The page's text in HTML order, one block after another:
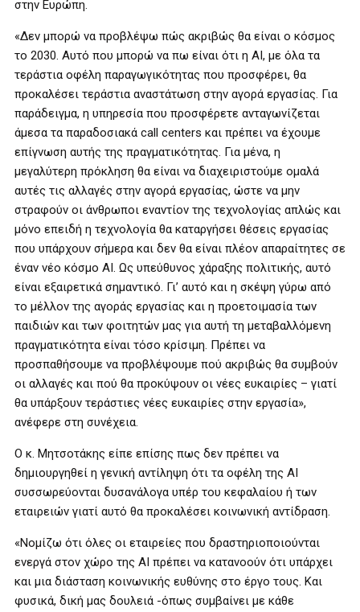
στην Ευρώπη.
«Δεν μπορώ να προβλέψω πώς ακριβώς θα είναι ο κόσμος
το 2030. Αυτό που μπορώ να πω είναι ότι η AI, με όλα τα
τεράστια οφέλη παραγωγικότητας που προσφέρει, θα
προκαλέσει τεράστια αναστάτωση στην αγορά εργασίας. Για
παράδειγμα, η υπηρεσία που προσφέρετε ανταγωνίζεται
άμεσα τα παραδοσιακά call centers και πρέπει να έχουμε
επίγνωση αυτής της πραγματικότητας. Για μένα, η
μεγαλύτερη πρόκληση θα είναι να διαχειριστούμε ομαλά
αυτές τις αλλαγές στην αγορά εργασίας, ώστε να μην
στραφούν οι άνθρωποι εναντίον της τεχνολογίας απλώς και
μόνο επειδή η τεχνολογία θα καταργήσει θέσεις εργασίας
που υπάρχουν σήμερα και δεν θα είναι πλέον απαραίτητες σε
έναν νέο κόσμο AI. Ως υπεύθυνος χάραξης πολιτικής, αυτό
είναι εξαιρετικά σημαντικό. Γι’ αυτό και η σκέψη γύρω από
το μέλλον της αγοράς εργασίας και η προετοιμασία των
παιδιών και των φοιτητών μας για αυτή τη μεταβαλλόμενη
πραγματικότητα είναι τόσο κρίσιμη. Πρέπει να
προσπαθήσουμε να προβλέψουμε πού ακριβώς θα συμβούν
οι αλλαγές και πού θα προκύψουν οι νέες ευκαιρίες – γιατί
θα υπάρξουν τεράστιες νέες ευκαιρίες στην εργασία»,
ανέφερε στη συνέχεια.
Ο κ. Μητσοτάκης είπε επίσης πως δεν πρέπει να
δημιουργηθεί η γενική αντίληψη ότι τα οφέλη της AI
συσσωρεύονται δυσανάλογα υπέρ του κεφαλαίου ή των
εταιρειών γιατί αυτό θα προκαλέσει κοινωνική αντίδραση.
«Νομίζω ότι όλες οι εταιρείες που δραστηριοποιούνται
ενεργά στον χώρο της AI πρέπει να κατανοούν ότι υπάρχει
και μια διάσταση κοινωνικής ευθύνης στο έργο τους. Και
φυσικά, δική μας δουλειά -όπως συμβαίνει με κάθε